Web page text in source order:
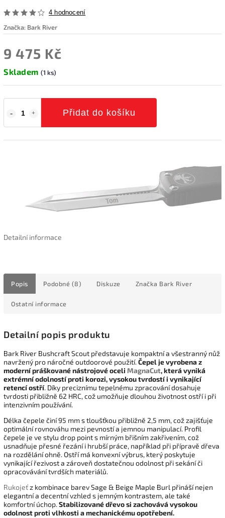
4 hodnocení
Značka: Bark River
9 475 Kč
Skladem (1 ks)
Přidat do košíku
Detailní informace
Popis Podobné (8) Diskuze Značka Bark River
Ostatní informace
Detailní popis produktu
Bark River Bushcraft Scout představuje kompaktní a všestranný nůž
navržený pro náročné outdoorové použití.Čepel je vyrobena z
moderní práškované nástrojové oceli MagnaCut, která vyniká
extrémní odolností proti korozi, vysokou tvrdostí i vynikající
retencí ostří. Díky preciznímu tepelnému zpracování dosahuje
tvrdosti přibližně 62 HRC, což umožňuje dlouhou životnost ostří i při
intenzivním používání.
Délka čepele činí 95 mm s tloušťkou přibližně 2,5 mm, což zajišťuje
optimální rovnováhu mezi pevností a jemnou manipulací. Profil
čepele je ve stylu drop point s mírným břišním zakřivením, což
usnadňuje přesné řezání i hrubší práce, například při přípravě dřeva
na rozdělání ohně. Ostří má konvexní výbrus, který poskytuje
vynikající řezivost a zároveň dostatečnou odolnost při sekání či
opracovávání tvrdších materiálů.
Rukojeťz kombinace barev Sage & Beige Maple Burl přináší nejen
elegantní a decentní vzhled s jemným kontrastem, ale také
komfortní úchop.Stabilizované dřevo si zachovává vysokou
odolnost proti vlhkosti a mechanickému opotřebení.